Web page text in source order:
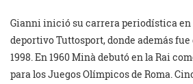
Gianni inició su carrera periodística en
deportivo Tuttosport, donde además
1998. En 1960 Minà debutó en la Rai
para los Juegos Olímpicos de Roma.